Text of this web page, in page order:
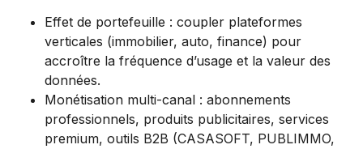
Effet de portefeuille : coupler plateformes
verticales (immobilier, auto, finance) pour
accroître la fréquence d’usage et la valeur des
données.
Monétisation multi-canal : abonnements
professionnels, produits publicitaires, services
premium, outils B2B (CASASOFT, PUBLIMMO,